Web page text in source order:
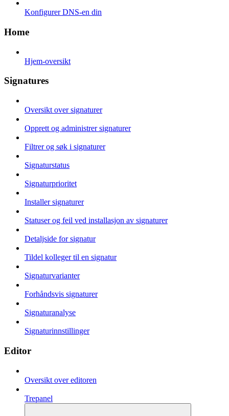
Konfigurer DNS-en din
Home
Hjem-oversikt
Signatures
Oversikt over signaturer
Opprett og administrer signaturer
Filtrer og søk i signaturer
Signaturstatus
Signaturprioritet
Installer signaturer
Statuser og feil ved installasjon av signaturer
Detaljside for signatur
Tildel kolleger til en signatur
Signaturvarianter
Forhåndsvis signaturer
Signaturanalyse
Signaturinnstillinger
Editor
Oversikt over editoren
Trepanel